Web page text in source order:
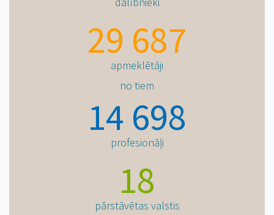
29 687
apmeklētāji
no tiem
14 698
profesionāļi
18
pārstāvētas valstis